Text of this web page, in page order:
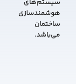
سیستم‌های
هوشمندسازی
ساختمان
می‌باشد.